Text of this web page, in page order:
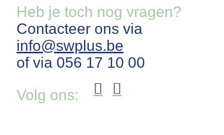
Heb je toch nog vragen?
Contacteer ons via
info@swplus.be
of via 056 17 10 00
Volg ons: